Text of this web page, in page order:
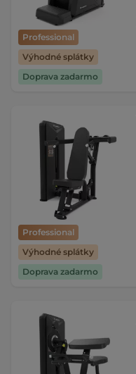
Professional
Výhodné splátky
Doprava zadarmo
Professional
Výhodné splátky
Doprava zadarmo